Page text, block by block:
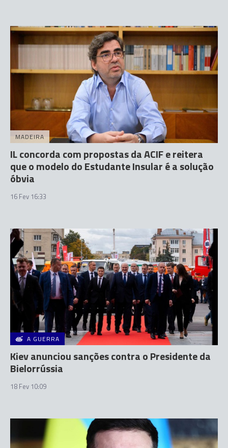
MADEIRA
IL concorda com propostas da ACIF e reitera
que o modelo do Estudante Insular é a solução
óbvia
16 Fev 16:33
A GUERRA
Kiev anunciou sanções contra o Presidente da
Bielorrússia
18 Fev 10:09